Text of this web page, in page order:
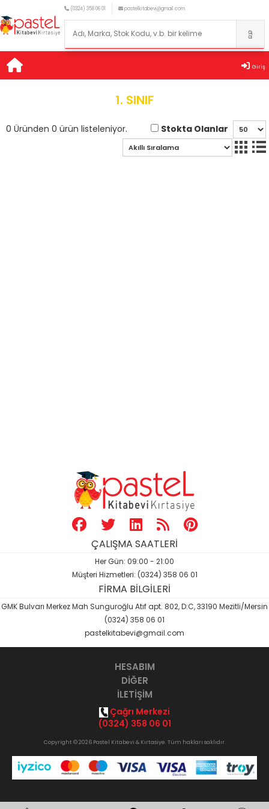
(0324) 358 06 01 pastelkitabevi@gmail.com
Giriş
1. SINIF
0 Üründen 0 ürün listeleniyor. Stokta Olanlar
ÇALIŞMA SAATLERİ
Her Gün: 09:00 - 21:00
Müşteri Hizmetleri: (0324) 358 06 01
FİRMA BİLGİLERİ
GMK Bulvarı Merkez Mah Sunguroğlu Atıf apt. 802, D:C, 33190 Mezitli/Mersin
(0324) 358 06 01
pastelkitabevi@gmail.com
HESABIM
DİĞER
İLETİŞİM
Çağrı Merkezi
(0324) 358 06 01
Copyright © 2026 Pastel Kitabevi & Kırtasiye. Tüm hakları saklıdır.
B2B Yazılımı ile hazırlanmıştır.